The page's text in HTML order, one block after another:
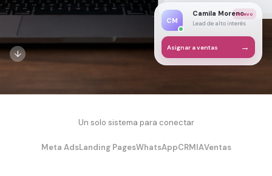
Escribe una respuesta...
CM
Camila Moreno
Lead de alto interés
Nuevo
Asignar a ventas →
↓
Un solo sistema para conectar
Meta AdsLanding PagesWhatsAppCRMIAVentas